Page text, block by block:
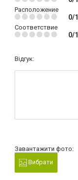
Расположение
0/
Соответствие
0/
Відгук:
Завантажити фото:
Вибрати